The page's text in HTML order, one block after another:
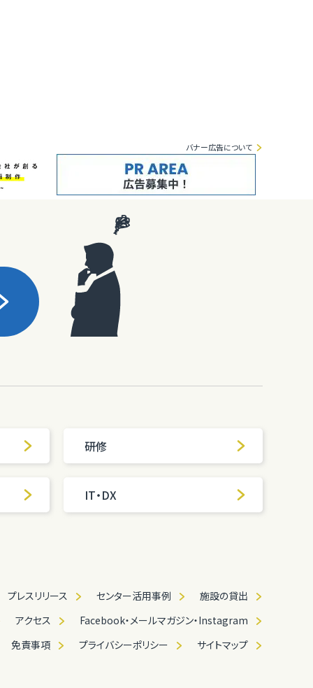
バナー広告について
研修
IT・DX
プレスリリース センター活用事例
施設の貸出
アクセス
Facebook・メールマガジン・Instagram
免責事項 プライバシーポリシー サイトマップ